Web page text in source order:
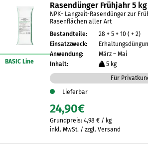
BASIC Line
Rasendünger Frühjahr 5 kg
NPK- Langzeit-Rasendünger zur
Rasenflächen aller Art
Bestandteile:
28 + 5 + 10 ( + 2)
Einsatzzweck:
Anwendung:
März – Mai
Inhalt:
5 kg
Für
Lieferbar
24,90€
Grundpreis: 4,98 € / kg
inkl. MwSt. / zzgl. Versand